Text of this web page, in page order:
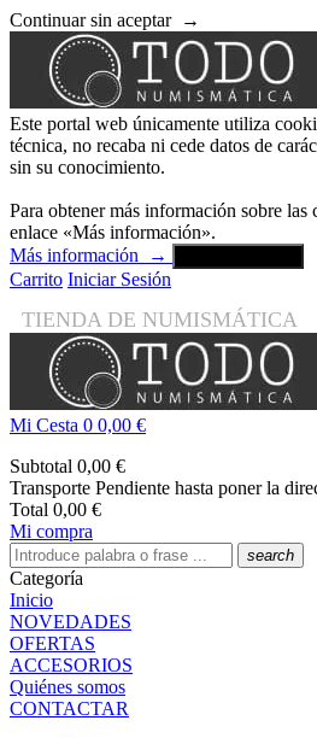
Continuar sin aceptar →
Este portal web únicamente utiliza
técnica, no recaba ni cede datos de
sin su conocimiento.
Para obtener más información sobre las
enlace «Más información».
Más información
→
Carrito Iniciar Sesión
TIENDA DE NUMISMÁTICA
Mi Cesta 0 0,00 €
Subtotal 0,00 €
Transporte Pendiente hasta poner la
Total 0,00 €
Mi compra
search
Categoría
Inicio
NOVEDADES
OFERTAS
ACCESORIOS
Quiénes somos
CONTACTAR